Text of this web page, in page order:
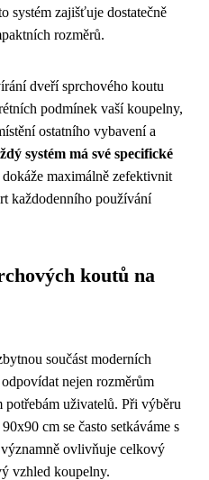
systém zajišťuje dostatečně
rozměrů.
dveří sprchového koutu
podmínek vaší koupelny,
ostatního vybavení a
systém má své specifické
maximálně zefektivnit
každodenního používání
koutů na
součást moderních
nejen rozměrům
uživatelů. Při výběru
cm se často setkáváme s
ovlivňuje celkový
vzhled koupelny.